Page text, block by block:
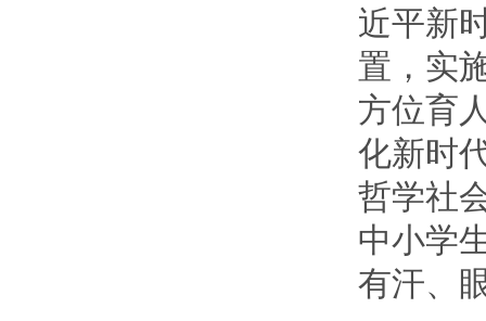
近平新
置，实
方位育
化新时
哲学社
中小学
有汗、